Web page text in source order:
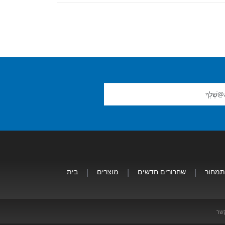
בית | מוצרים | שחרורים חדשים | תמחור